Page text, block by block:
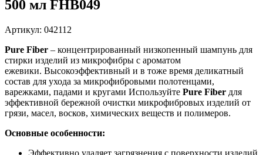
500 мл FHB049
Артикул: 042112
Pure Fiber – концентрированный низкопенный шампунь для
стирки изделий из микрофибры с ароматом
ежевики. Высокоэффективный и в тоже время деликатный
состав для ухода за микрофибровыми полотенцами,
варежками, падами и кругами Используйте Pure Fiber для
эффективной бережной очистки микрофибровых изделий от
грязи, масел, восков, химических веществ и полимеров.
Основные особенности: